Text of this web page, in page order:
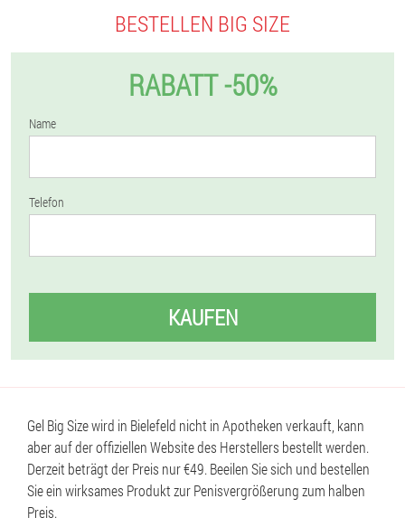
BESTELLEN BIG SIZE
RABATT -50%
Name
Telefon
KAUFEN
Gel Big Size wird in Bielefeld nicht in Apotheken verkauft, kann
aber auf der offiziellen Website des Herstellers bestellt werden.
Derzeit beträgt der Preis nur €49. Beeilen Sie sich und bestellen
Sie ein wirksames Produkt zur Penisvergrößerung zum halben
Preis.